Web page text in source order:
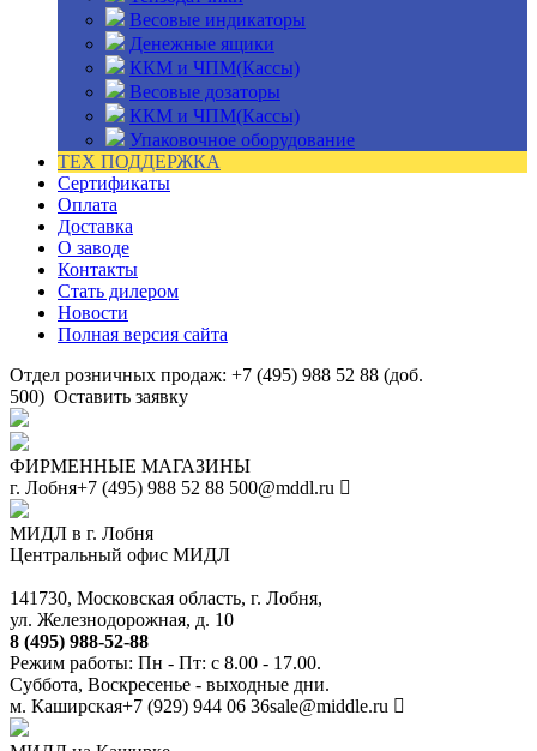
Весовые индикаторы
Денежные ящики
ККМ и ЧПМ(Кассы)
Весовые дозаторы
ККМ и ЧПМ(Кассы)
Упаковочное оборудование
ТЕХ ПОДДЕРЖКА
Сертификаты
Оплата
Доставка
О заводе
Контакты
Стать дилером
Новости
Полная версия сайта
Отдел розничных продаж: +7 (495) 988 52 88 (доб.
500) Оставить заявку
ФИРМЕННЫЕ МАГАЗИНЫ
г. Лобня+7 (495) 988 52 88 500@mddl.ru
МИДЛ в г. Лобня
Центральный офис МИДЛ
141730, Московская область, г. Лобня,
ул. Железнодорожная, д. 10
8 (495) 988-52-88
Режим работы: Пн - Пт: с 8.00 - 17.00.
Суббота, Воскресенье - выходные дни.
м. Каширская+7 (929) 944 06 36sale@middle.ru